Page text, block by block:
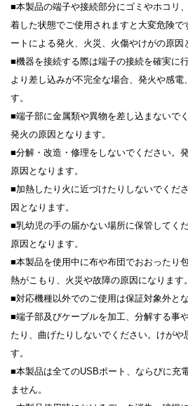
■本製品の端子や接続部分にゴミやホコリ
着した状態でご使用されますと大変危険で
ートによる発火、火災、火傷やけがの原因
■機器を接続する際は端子の接続を確実に
より差し込みが不完全な場合、発火や感電
す。
■端子部に金属類や異物を差し込まないで
発火の原因となります。
■分解・改造・修理をしないでください。
原因となります。
■加熱したり火に近づけたりしないでくだ
因となります。
■乳幼児の手の届かない場所に保管してく
原因となります。
■本製品を使用中に布や布団でおおったり
熱がこもり、火災や故障の原因になります。
■対応機種以外でのご使用は保証対象外とな
■端子部及びケーブルを加工、分解する事
たり、曲げたりしないでください。けがや
す。
■本製品は全てのUSBポート、ならびに充
ません。